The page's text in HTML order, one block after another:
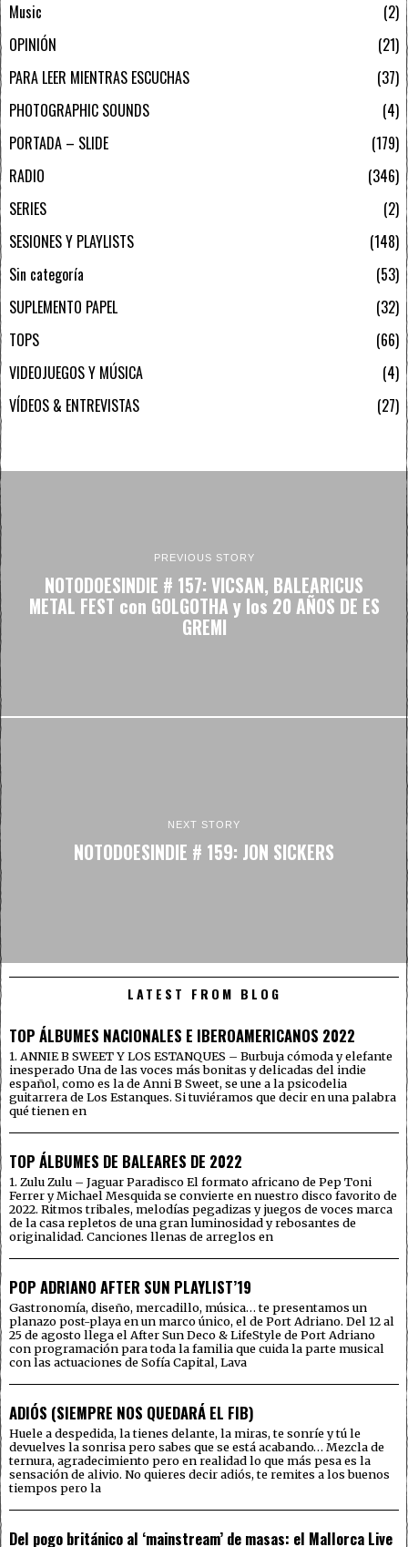
Music
2
OPINIÓN
21
PARA LEER MIENTRAS ESCUCHAS
37
PHOTOGRAPHIC SOUNDS
4
PORTADA – SLIDE
179
RADIO
346
SERIES
2
SESIONES Y PLAYLISTS
148
Sin categoría
53
SUPLEMENTO PAPEL
32
TOPS
66
VIDEOJUEGOS Y MÚSICA
4
VÍDEOS & ENTREVISTAS
27
PREVIOUS STORY
NOTODOESINDIE # 157: VICSAN, BALEARICUS
METAL FEST con GOLGOTHA y los 20 AÑOS DE ES
GREMI
NEXT STORY
NOTODOESINDIE # 159: JON SICKERS
LATEST FROM BLOG
TOP ÁLBUMES NACIONALES E IBEROAMERICANOS 2022
1. ANNIE B SWEET Y LOS ESTANQUES – Burbuja cómoda y elefante
inesperado Una de las voces más bonitas y delicadas del indie
español, como es la de Anni B Sweet, se une a la psicodelia
guitarrera de Los Estanques. Si tuviéramos que decir en una palabra
qué tienen en
TOP ÁLBUMES DE BALEARES DE 2022
1. Zulu Zulu – Jaguar Paradisco El formato africano de Pep Toni
Ferrer y Michael Mesquida se convierte en nuestro disco favorito de
2022. Ritmos tribales, melodías pegadizas y juegos de voces marca
de la casa repletos de una gran luminosidad y rebosantes de
originalidad. Canciones llenas de arreglos en
POP ADRIANO AFTER SUN PLAYLIST’19
Gastronomía, diseño, mercadillo, música… te presentamos un
planazo post-playa en un marco único, el de Port Adriano. Del 12 al
25 de agosto llega el After Sun Deco & LifeStyle de Port Adriano
con programación para toda la familia que cuida la parte musical
con las actuaciones de Sofía Capital, Lava
ADIÓS (SIEMPRE NOS QUEDARÁ EL FIB)
Huele a despedida, la tienes delante, la miras, te sonríe y tú le
devuelves la sonrisa pero sabes que se está acabando… Mezcla de
ternura, agradecimiento pero en realidad lo que más pesa es la
sensación de alivio. No quieres decir adiós, te remites a los buenos
tiempos pero la
Del pogo británico al ‘mainstream’ de masas: el Mallorca Live